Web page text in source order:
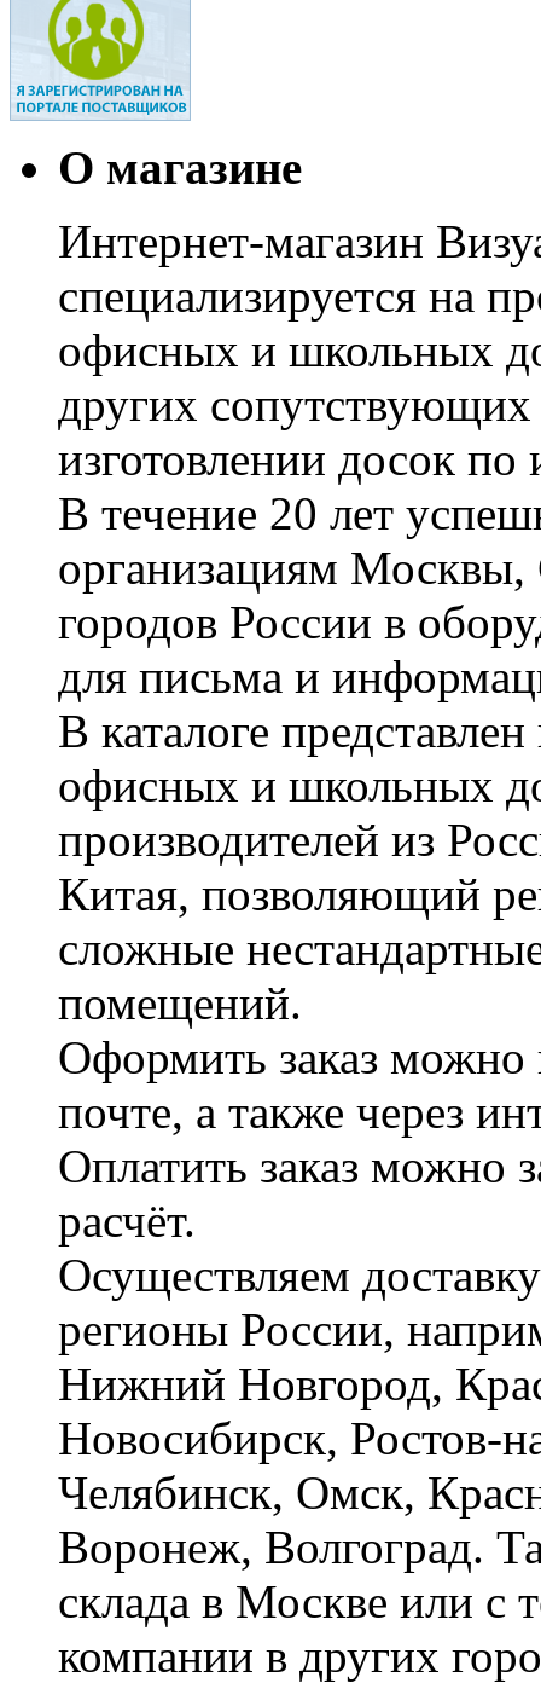
О магазине
Интернет-магазин
специализируется на
офисных и школьных
других сопутствующих
изготовлении досок по
В течение 20 лет
организациям Москвы,
городов России в
для письма и
В каталоге
офисных и школьных
производителей из
Китая, позволяющий
сложные
помещений.
Оформить заказ можно
почте, а также через
Оплатить заказ можно
расчёт.
Осуществляем
регионы России,
Нижний Новгород,
Новосибирск, Ростов-
Челябинск, Омск,
Воронеж, Волгоград.
склада в Москве или с
компании в других